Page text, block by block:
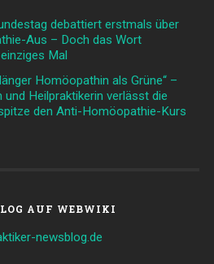
debattiert erstmals über
Aus – Doch das Wort
Mal
Homöopathin als Grüne“ –
und Heilpraktikerin verlässt die
den Anti-Homöopathie-Kurs
AUF WEBWIKI